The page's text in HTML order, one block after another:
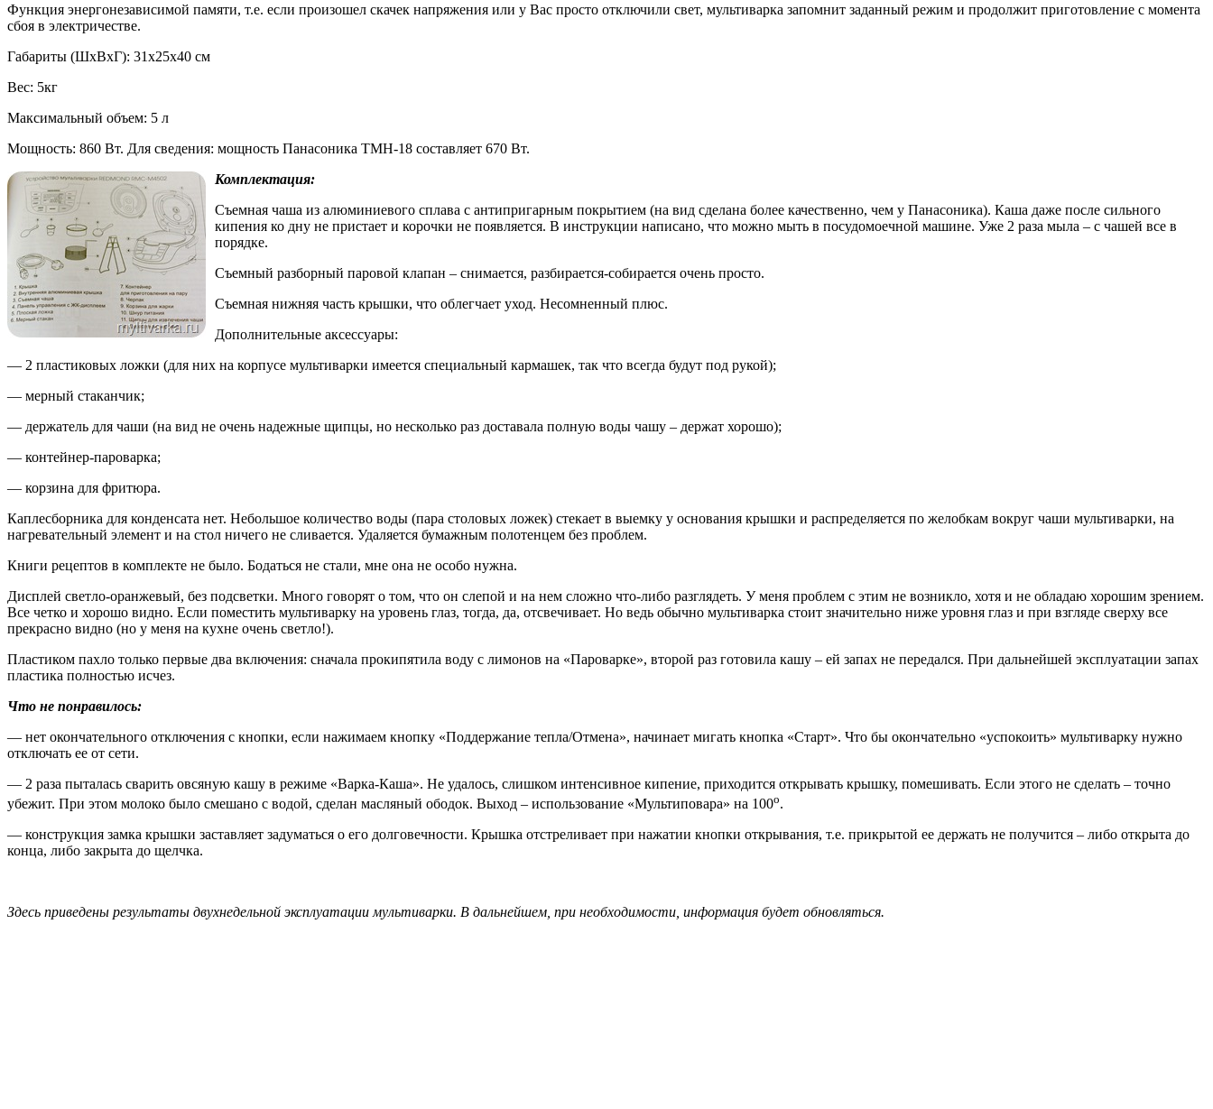
Функция энергонезависимой памяти, т.е. если произошел скачек напряжения или у Вас просто отключили свет, мультиварка запомнит заданный режим и продолжит приготовление с момента
сбоя в электричестве.
Габариты (ШхВхГ): 31x25x40 см
Вес: 5кг
Максимальный объем: 5 л
Мощность: 860 Вт. Для сведения: мощность Панасоника ТМН-18 составляет 670 Вт.
Комплектация:
Съемная чаша из алюминиевого сплава c антипригарным покрытием (на вид сделана более качественно, чем у Панасоника). Каша даже после сильного
кипения ко дну не пристает и корочки не появляется. В инструкции написано, что можно мыть в посудомоечной машине. Уже 2 раза мыла – с чашей все в
порядке.
Съемный разборный паровой клапан – снимается, разбирается-собирается очень просто.
Съемная нижняя часть крышки, что облегчает уход. Несомненный плюс.
Дополнительные аксессуары:
— 2 пластиковых ложки (для них на корпусе мультиварки имеется специальный кармашек, так что всегда будут под рукой);
— мерный стаканчик;
— держатель для чаши (на вид не очень надежные щипцы, но несколько раз доставала полную воды чашу – держат хорошо);
— контейнер-пароварка;
— корзина для фритюра.
Каплесборника для конденсата нет. Небольшое количество воды (пара столовых ложек) стекает в выемку у основания крышки и распределяется по желобкам вокруг чаши мультиварки, на
нагревательный элемент и на стол ничего не сливается. Удаляется бумажным полотенцем без проблем.
Книги рецептов в комплекте не было. Бодаться не стали, мне она не особо нужна.
Дисплей светло-оранжевый, без подсветки. Много говорят о том, что он слепой и на нем сложно что-либо разглядеть. У меня проблем с этим не возникло, хотя и не обладаю хорошим зрением.
Все четко и хорошо видно. Если поместить мультиварку на уровень глаз, тогда, да, отсвечивает. Но ведь обычно мультиварка стоит значительно ниже уровня глаз и при взгляде сверху все
прекрасно видно (но у меня на кухне очень светло!).
Пластиком пахло только первые два включения: сначала прокипятила воду с лимонов на «Пароварке», второй раз готовила кашу – ей запах не передался. При дальнейшей эксплуатации запах
пластика полностью исчез.
Что не понравилось:
— нет окончательного отключения с кнопки, если нажимаем кнопку «Поддержание тепла/Отмена», начинает мигать кнопка «Старт». Что бы окончательно «успокоить» мультиварку нужно
отключать ее от сети.
— 2 раза пыталась сварить овсяную кашу в режиме «Варка-Каша». Не удалось, слишком интенсивное кипение, приходится открывать крышку, помешивать. Если этого не сделать – точно
убежит. При этом молоко было смешано с водой, сделан масляный ободок. Выход – использование «Мультиповара» на 100о.
— конструкция замка крышки заставляет задуматься о его долговечности. Крышка отстреливает при нажатии кнопки открывания, т.е. прикрытой ее держать не получится – либо открыта до
конца, либо закрыта до щелчка.
Здесь приведены результаты двухнедельной эксплуатации мультиварки. В дальнейшем, при необходимости, информация будет обновляться.